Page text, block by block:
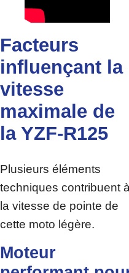
Facteurs
influençant la
vitesse
maximale de
la YZF-R125
Plusieurs éléments
techniques contribuent
la vitesse de pointe de
cette moto légère.
Moteur